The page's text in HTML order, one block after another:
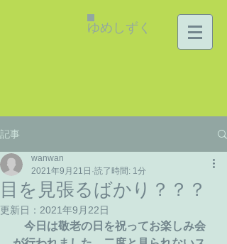
ゆめしずく
記事
目を見張るばかり？？？
wanwan
2021年9月21日 読了時間: 1分
更新日： 2021年9月22日
今日は敬老の日を祝ってお楽しみ会